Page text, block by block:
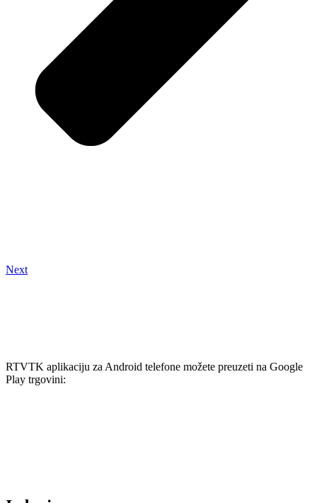
Next
RTVTK aplikaciju za Android telefone možete preuzeti na Google
Play trgovini: